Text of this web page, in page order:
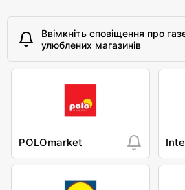
Ввімкніть сповіщення про
улюблених магазинів
POLOmarket